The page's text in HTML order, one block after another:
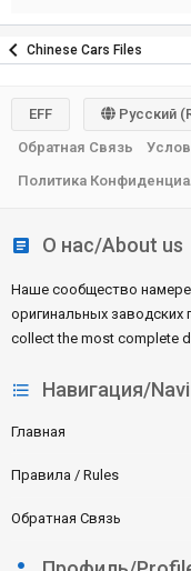
Chinese Cars Files
О нас/About us
Наше сообщество
оригинальных
collect the most complete
Навигация/Navi
Главная
Правила / Rules
Обратная Связь
EFF
Русский
Обратная Связь
Политика